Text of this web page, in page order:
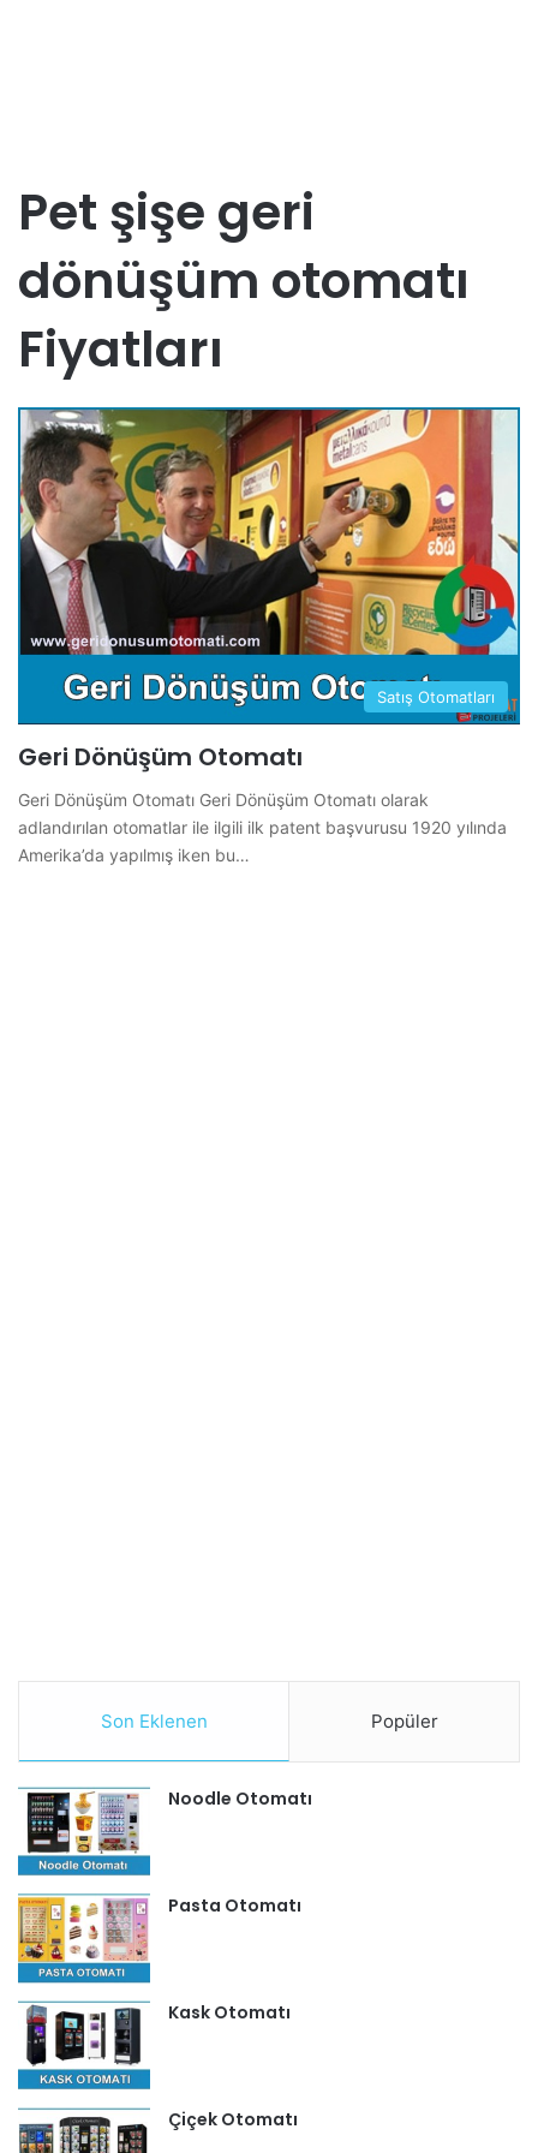
Pet şişe geri
dönüşüm otomatı
Fiyatları
Satış Otomatları
Geri Dönüşüm Otomatı
Geri Dönüşüm Otomatı Geri Dönüşüm Otomatı olarak
adlandırılan otomatlar ile ilgili ilk patent başvurusu 1920 yılında
Amerika’da yapılmış iken bu…
Son Eklenen Popüler
Noodle Otomatı
Pasta Otomatı
Kask Otomatı
Çiçek Otomatı